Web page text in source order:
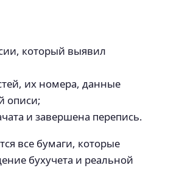
который выявил
их номера, данные
описи;
и завершена перепись.
все бумаги, которые
бухучета и реальной